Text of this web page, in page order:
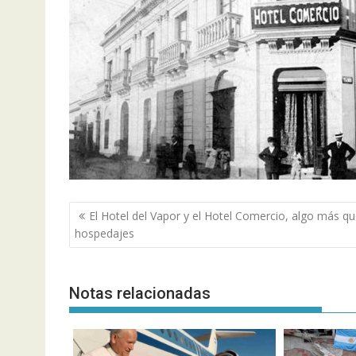
Navegación
de
entradas
El Hotel del Vapor y el Hotel Comercio, algo más
hospedajes
Notas relacionadas